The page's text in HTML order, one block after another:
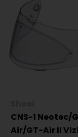
CNS-1 Neotec/
Air/GT-Air II